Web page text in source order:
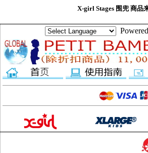
X-girl Stages 围兜 商品